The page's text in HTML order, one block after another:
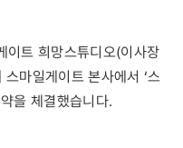
트 희망스튜디오(이사장
마일게이트 본사에서 ‘스
을 체결했습니다.